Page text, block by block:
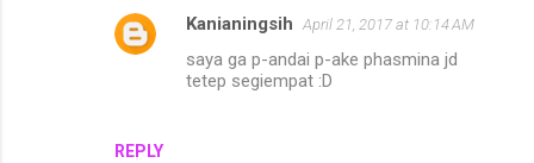
REPLY
Kanianingsih April 21, 2017 at 10:14 AM
saya ga p-andai p-ake phasmina jd
tetep segiempat :D